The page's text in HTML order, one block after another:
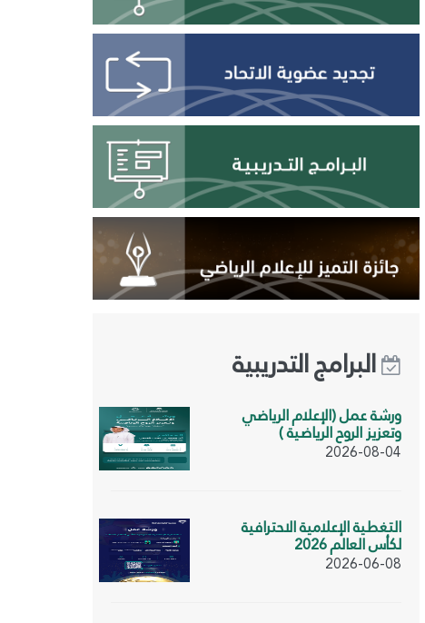
البرامج التدريبية
ورشة عمل (الإعلام الرياضي
وتعزيز الروح الرياضية )
2026-08-04
التغطية الإعلامية الاحترافية
لكأس العالم 2026
2026-06-08